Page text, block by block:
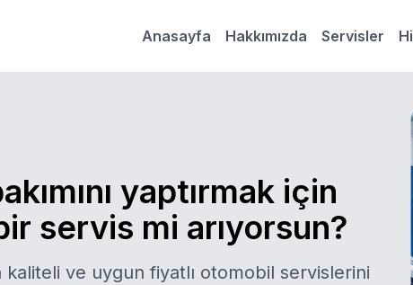
Anasayfa Hakkımızda Servisler
yaptırmak için
servis mi arıyorsun?
kaliteli ve uygun fiyatlı otomobil servislerini